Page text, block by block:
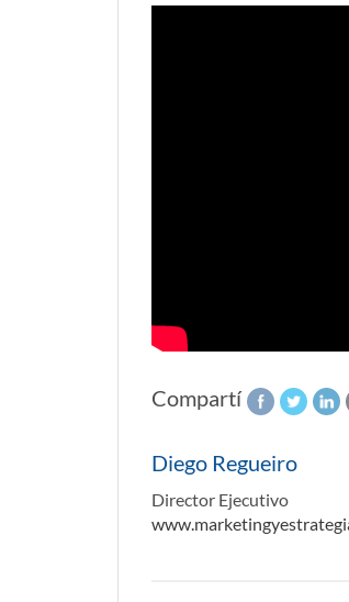
Compartí
Diego Regueiro
Director Ejecutivo